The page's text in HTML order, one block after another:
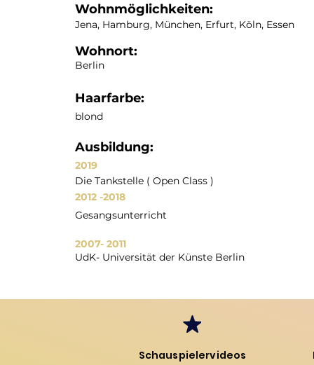
Wohnmöglichkeiten:
Jena, Hamburg, München, Erfurt, Köln, Essen
Wohnort:
Berlin
Haarfarbe:
blond
Ausbildung:
2019
Die Tankstelle ( Open Class )
2012 -2018
Gesangsunterricht
2007- 2011
UdK- Universität der Künste Berlin
Schauspielervideos